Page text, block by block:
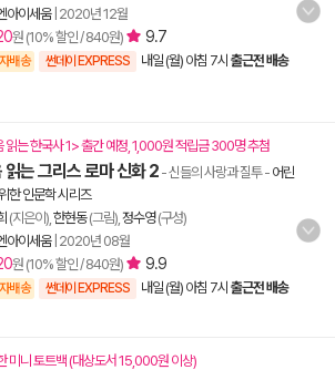
아이세움| 2020년 12월
원 (10% 할인 / 840원) 9.7
배송 썬데이 EXPRESS 내일 (월) 아침 7시 출근전 배송
읽는 한국사 1> 출간 예정, 1,000원 적립금 300명 추첨
읽는 그리스 로마 신화 2 - 신들의 사랑과 질투- 어린
한 인문학 시리즈
(지은이), 한현동(그림), 정수영(구성)
아이세움| 2020년 08월
원 (10% 할인 / 840원) 9.9
배송 썬데이 EXPRESS 내일 (월) 아침 7시 출근전 배송
미니 토트백 (대상도서 15,000원 이상)